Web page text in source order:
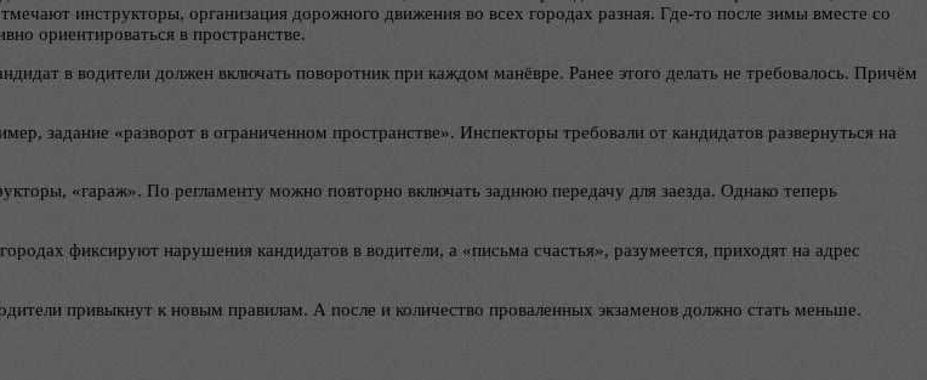
инструкторы, организация дорожного движения во всех городах разная. Где-то после зимы вместе со
ориентироваться в пространстве.
в водители должен включать поворотник при каждом манёвре. Ранее этого делать не требовалось. Причём
задание «разворот в ограниченном пространстве». Инспекторы требовали от кандидатов развернуться на
«гараж». По регламенту можно повторно включать заднюю передачу для заезда. Однако теперь
фиксируют нарушения кандидатов в водители, а «письма счастья», разумеется, приходят на адрес
привыкнут к новым правилам. А после и количество проваленных экзаменов должно стать меньше.